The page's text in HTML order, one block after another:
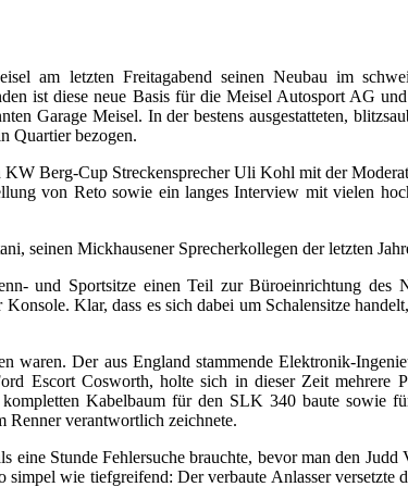
am letzten Freitagabend seinen Neubau im
ist diese neue Basis für die Meisel Autosport AG
Garage Meisel. In der bestens ausgestatteten,
Quartier bezogen.
Berg-Cup Streckensprecher Uli Kohl mit der
von Reto sowie ein langes Interview mit vielen
seinen Mickhausener Sprecherkollegen der letzten
und Sportsitze einen Teil zur Büroeinrichtung des
Klar, dass es sich dabei um Schalensitze
waren. Der aus England stammende Elektronik-
Escort Cosworth, holte sich in dieser Zeit mehrere
Kabelbaum für den SLK 340 baute sowie
Renner verantwortlich zeichnete.
eine Stunde Fehlersuche brauchte, bevor man den
wie tiefgreifend: Der verbaute Anlasser versetzte